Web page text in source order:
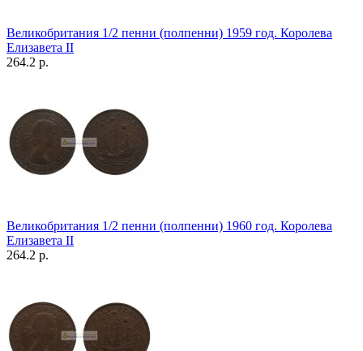
Великобритания 1/2 пенни (полпенни) 1959 год. Королева
Елизавета II
264.2 р.
Великобритания 1/2 пенни (полпенни) 1960 год. Королева
Елизавета II
264.2 р.